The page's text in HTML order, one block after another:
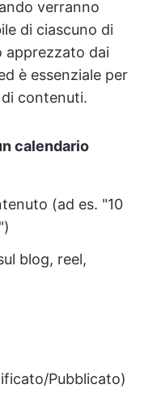
verranno
di ciascuno di
apprezzato dai
è essenziale per
contenuti.
calendario
(ad es. "10
blog, reel,
Pubblicato)